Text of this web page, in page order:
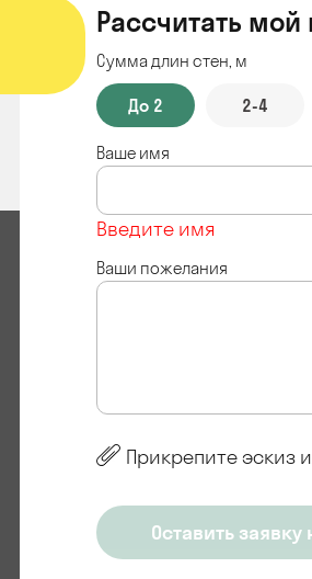
Рассчитать мой
Сумма длин стен, м
До 2 2-4
Ваше имя
Введите имя
Ваши пожелания
Прикрепите эскиз